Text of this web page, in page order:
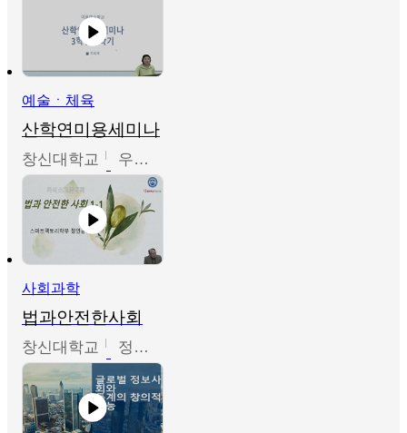
예술ㆍ체육
산학연미용세미나
창신대학교 우미옥,오윤경,박선이
사회과학
법과안전한사회
창신대학교 정연균